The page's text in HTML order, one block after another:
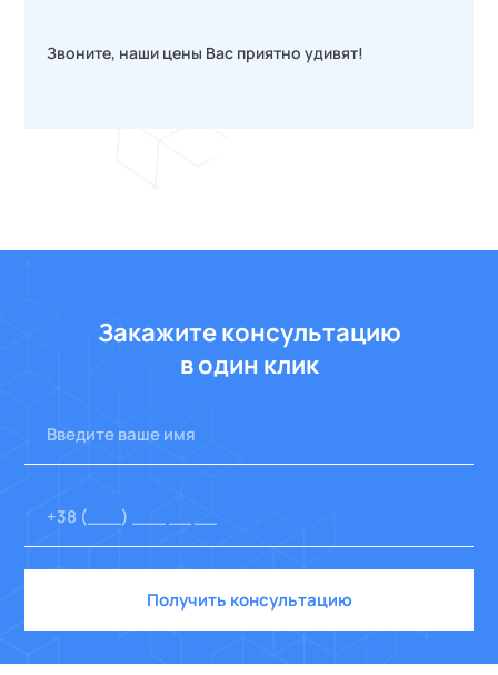
Звоните, наши цены Вас приятно удивят!
Закажите консультацию
в один клик
Получить консультацию